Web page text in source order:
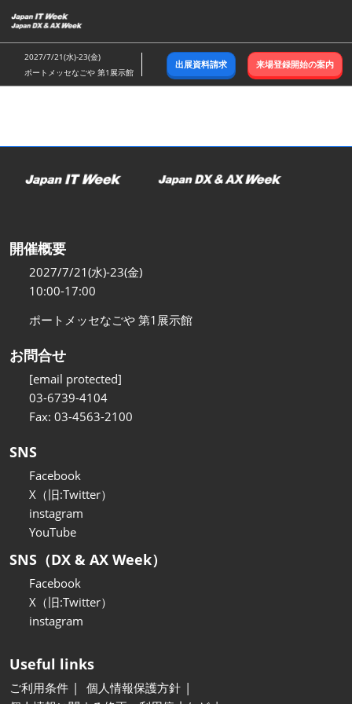
キ
ッ
し
む
2027/7/21(水)-23(金)
ポートメッセなごや 第1展示館
出展資料請求 来場登録開始の案内
開催概要
2027/7/21(水)-23(金)
10:00-17:00
ポートメッセなごや 第1展示館
お問合せ
[email protected]
03-6739-4104
Fax: 03-4563-2100
SNS
Facebook
X（旧:Twitter）
instagram
YouTube
SNS（DX & AX Week）
Facebook
X（旧:Twitter）
instagram
Useful links
ご利用条件
個人情報保護方針